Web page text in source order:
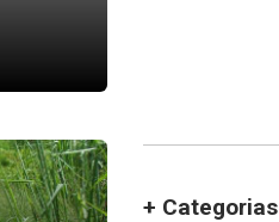
+ Categorias